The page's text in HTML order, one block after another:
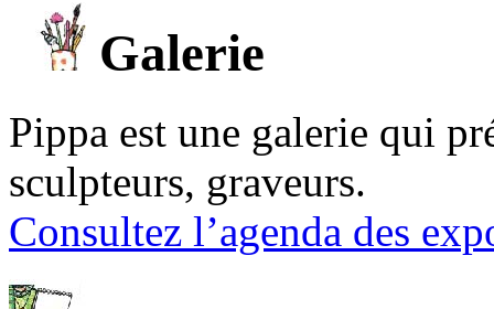
Galerie
Pippa est une galerie qui
sculpteurs, graveurs.
Consultez l’agenda des